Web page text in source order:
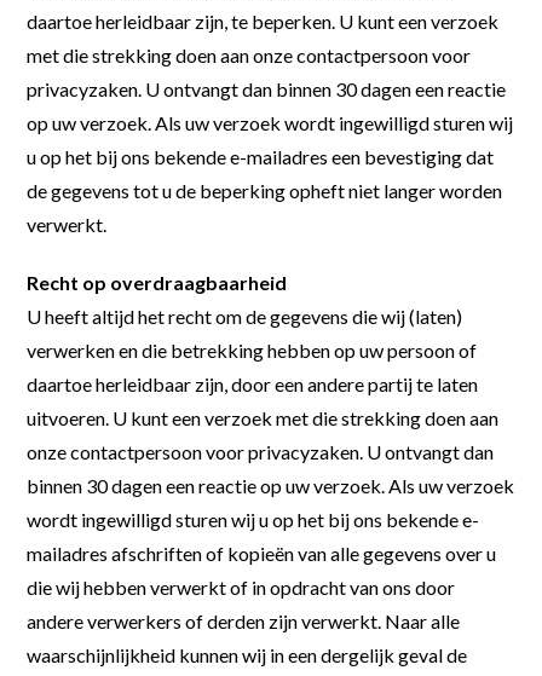
daartoe herleidbaar zijn, te beperken. U kunt een verzoek
met die strekking doen aan onze contactpersoon voor
privacyzaken. U ontvangt dan binnen 30 dagen een reactie
op uw verzoek. Als uw verzoek wordt ingewilligd sturen wij
u op het bij ons bekende e-mailadres een bevestiging dat
de gegevens tot u de beperking opheft niet langer worden
verwerkt.
Recht op overdraagbaarheid
U heeft altijd het recht om de gegevens die wij (laten)
verwerken en die betrekking hebben op uw persoon of
daartoe herleidbaar zijn, door een andere partij te laten
uitvoeren. U kunt een verzoek met die strekking doen aan
onze contactpersoon voor privacyzaken. U ontvangt dan
binnen 30 dagen een reactie op uw verzoek. Als uw verzoek
wordt ingewilligd sturen wij u op het bij ons bekende e-
mailadres afschriften of kopieën van alle gegevens over u
die wij hebben verwerkt of in opdracht van ons door
andere verwerkers of derden zijn verwerkt. Naar alle
waarschijnlijkheid kunnen wij in een dergelijk geval de